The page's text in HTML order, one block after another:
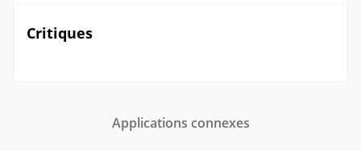
Critiques
Applications connexes